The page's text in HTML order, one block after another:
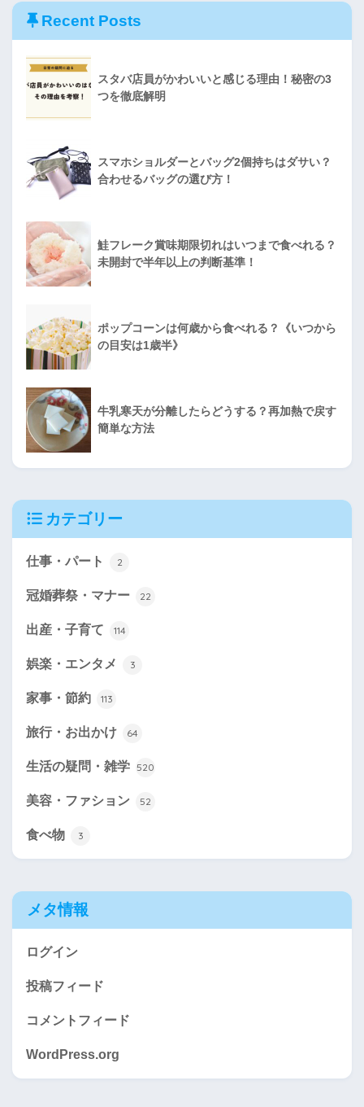
Recent Posts
スタバ店員がかわいいと感じる理由！秘密の3
つを徹底解明
スマホショルダーとバッグ2個持ちはダサい？
合わせるバッグの選び方！
鮭フレーク賞味期限切れはいつまで食べれる？
未開封で半年以上の判断基準！
ポップコーンは何歳から食べれる？《いつから
の目安は1歳半》
牛乳寒天が分離したらどうする？再加熱で戻す
簡単な方法
カテゴリー
仕事・パート 2
冠婚葬祭・マナー 22
出産・子育て 114
娯楽・エンタメ 3
家事・節約 113
旅行・お出かけ 64
生活の疑問・雑学 520
美容・ファション 52
食べ物 3
メタ情報
ログイン
投稿フィード
コメントフィード
WordPress.org